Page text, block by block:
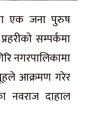
एक जना पुरुष
सम्पर्कमा
नगरपालिकामा
आक्रमण गरेर
नवराज दाहाल